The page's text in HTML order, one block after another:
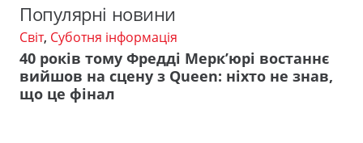
Популярні новини
Світ, Суботня інформація
40 років тому Фредді Мерк’юрі востаннє
вийшов на сцену з Queen: ніхто не знав,
що це фінал